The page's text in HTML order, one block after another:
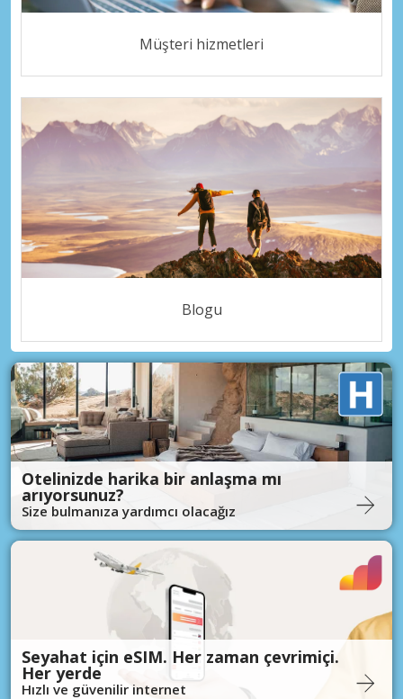
Müşteri hizmetleri
Blogu
Otelinizde harika bir anlaşma mı
arıyorsunuz?
Size bulmanıza yardımcı olacağız
Seyahat için eSIM. Her zaman çevrimiçi.
Her yerde
Hızlı ve güvenilir internet